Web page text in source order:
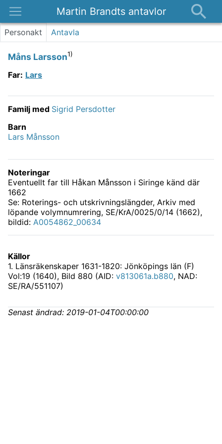
Martin Brandts antavlor
Platser
Om
Kontakt
Personakt Antavla
Måns Larsson1)
Far: Lars
Familj med Sigrid Persdotter
Barn
Lars Månsson
Noteringar
Eventuellt far till Håkan Månsson i Siringe känd där
1662
Se: Roterings- och utskrivningslängder, Arkiv med
löpande volymnumrering, SE/KrA/0025/0/14 (1662),
bildid: A0054862_00634
Källor
1. Länsräkenskaper 1631-1820: Jönköpings län (F)
Vol:19 (1640), Bild 880 (AID: v813061a.b880, NAD:
SE/RA/551107)
Senast ändrad: 2019-01-04T00:00:00